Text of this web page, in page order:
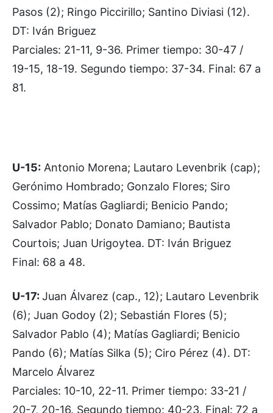
Pasos (2); Ringo Piccirillo; Santino Diviasi (12).
DT: Iván Briguez
Parciales: 21-11, 9-36. Primer tiempo: 30-47 /
19-15, 18-19. Segundo tiempo: 37-34. Final: 67 a
81.
U-15: Antonio Morena; Lautaro Levenbrik (cap);
Gerónimo Hombrado; Gonzalo Flores; Siro
Cossimo; Matías Gagliardi; Benicio Pando;
Salvador Pablo; Donato Damiano; Bautista
Courtois; Juan Urigoytea. DT: Iván Briguez
Final: 68 a 48.
U-17: Juan Álvarez (cap., 12); Lautaro Levenbrik
(6); Juan Godoy (2); Sebastián Flores (5);
Salvador Pablo (4); Matías Gagliardi; Benicio
Pando (6); Matías Silka (5); Ciro Pérez (4). DT:
Marcelo Álvarez
Parciales: 10-10, 22-11. Primer tiempo: 33-21 /
20-7, 20-16. Segundo tiempo: 40-23. Final: 72 a